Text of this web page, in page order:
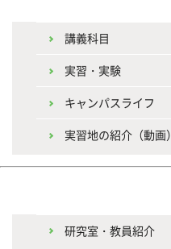
講義科目
実習・実験
キャンパスライフ
実習地の紹介（動画）
研究室・教員紹介